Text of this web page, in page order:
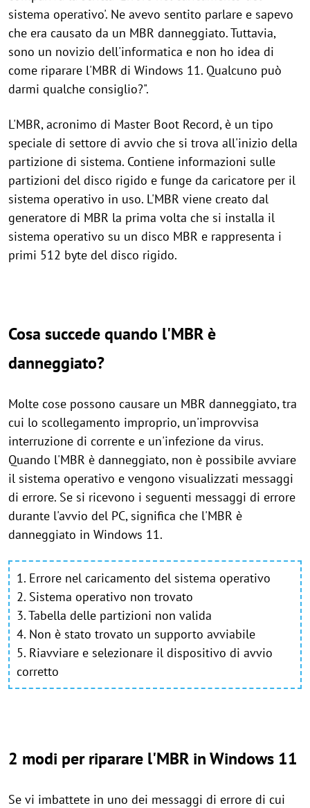
sistema operativo'. Ne avevo sentito parlare e sapevo
che era causato da un MBR danneggiato. Tuttavia,
sono un novizio dell'informatica e non ho idea di
come riparare l'MBR di Windows 11. Qualcuno può
darmi qualche consiglio?".
L'MBR, acronimo di Master Boot Record, è un tipo
speciale di settore di avvio che si trova all'inizio della
partizione di sistema. Contiene informazioni sulle
partizioni del disco rigido e funge da caricatore per il
sistema operativo in uso. L'MBR viene creato dal
generatore di MBR la prima volta che si installa il
sistema operativo su un disco MBR e rappresenta i
primi 512 byte del disco rigido.
Cosa succede quando l'MBR è
danneggiato?
Molte cose possono causare un MBR danneggiato, tra
cui lo scollegamento improprio, un'improvvisa
interruzione di corrente e un'infezione da virus.
Quando l'MBR è danneggiato, non è possibile avviare
il sistema operativo e vengono visualizzati messaggi
di errore. Se si ricevono i seguenti messaggi di errore
durante l'avvio del PC, significa che l'MBR è
danneggiato in Windows 11.
1. Errore nel caricamento del sistema operativo
2. Sistema operativo non trovato
3. Tabella delle partizioni non valida
4. Non è stato trovato un supporto avviabile
5. Riavviare e selezionare il dispositivo di avvio
corretto
2 modi per riparare l'MBR in Windows 11
Se vi imbattete in uno dei messaggi di errore di cui